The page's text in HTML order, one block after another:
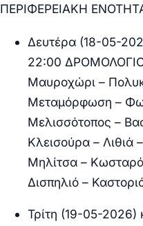
ΠΕΡΙΦΕΡΕΙΑΚΗ
Δευτέρα (18-05-
22:00
Μαυροχώρι –
Μεταμόρφωση –
Μελισσότοπος –
Κλεισούρα – Λιθιά
Μηλίτσα –
Δισπηλιό –
Τρίτη (19-05-